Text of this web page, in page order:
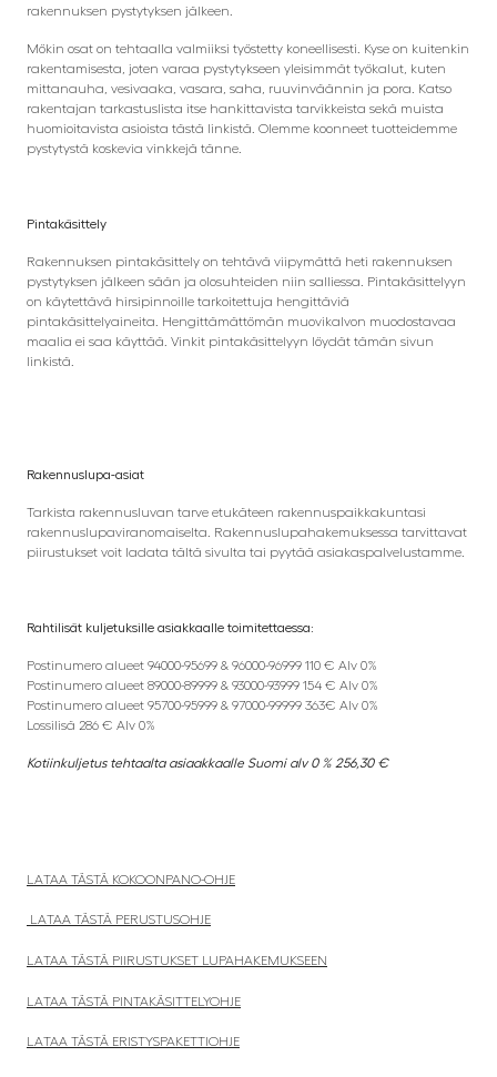
rakennuksen pystytyksen jälkeen.
Mökin osat on tehtaalla valmiiksi työstetty koneellisesti. Kyse on kuitenkin
rakentamisesta, joten varaa pystytykseen yleisimmät työkalut, kuten
mittanauha, vesivaaka, vasara, saha, ruuvinväännin ja pora. Katso
rakentajan tarkastuslista itse hankittavista tarvikkeista sekä muista
huomioitavista asioista tästä linkistä. Olemme koonneet tuotteidemme
pystytystä koskevia vinkkejä tänne.
Pintakäsittely
Rakennuksen pintakäsittely on tehtävä viipymättä heti rakennuksen
pystytyksen jälkeen sään ja olosuhteiden niin salliessa. Pintakäsittelyyn
on käytettävä hirsipinnoille tarkoitettuja hengittäviä
pintakäsittelyaineita. Hengittämättömän muovikalvon muodostavaa
maalia ei saa käyttää. Vinkit pintakäsittelyyn löydät tämän sivun
linkistä.
Rakennuslupa-asiat
Tarkista rakennusluvan tarve etukäteen rakennuspaikkakuntasi
rakennuslupaviranomaiselta. Rakennuslupahakemuksessa tarvittavat
piirustukset voit ladata tältä sivulta tai pyytää asiakaspalvelustamme.
Rahtilisät kuljetuksille asiakkaalle toimitettaessa:
Postinumero alueet 94000-95699 & 96000-96999 110 € Alv 0%
Postinumero alueet 89000-89999 & 93000-93999 154 € Alv 0%
Postinumero alueet 95700-95999 & 97000-99999 363€ Alv 0%
Lossilisä 286 € Alv 0%
Kotiinkuljetus tehtaalta asiaakkaalle Suomi alv 0 % 256,30 €
LATAA TÄSTÄ KOKOONPANO-OHJE
LATAA TÄSTÄ PERUSTUSOHJE
LATAA TÄSTÄ PIIRUSTUKSET LUPAHAKEMUKSEEN
LATAA TÄSTÄ PINTAKÄSITTELYOHJE
LATAA TÄSTÄ ERISTYSPAKETTIOHJE